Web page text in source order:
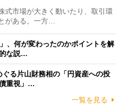
市場が大きく動いたり、取引環
がある。一方…
、何が変わったのかポイントを解
な説…
ぐる片山財務相の「円資産への投
重視」…
一覧を見る